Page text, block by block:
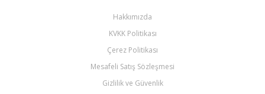
Hakkımızda
KVKK Politikası
Çerez Politikası
Mesafeli Satış Sözleşmesi
Gizlilik ve Güvenlik